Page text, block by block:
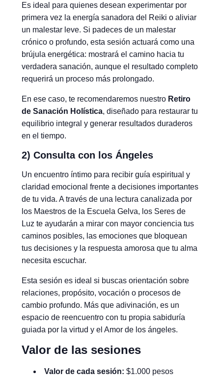
Es ideal para quienes desean experimentar por
primera vez la energía sanadora del Reiki o aliviar
un malestar leve. Si padeces de un malestar
crónico o profundo, esta sesión actuará como una
brújula energética: mostrará el camino hacia tu
verdadera sanación, aunque el resultado completo
requerirá un proceso más prolongado.
En ese caso, te recomendaremos nuestro Retiro
de Sanación Holística, diseñado para restaurar tu
equilibrio integral y generar resultados duraderos
en el tiempo.
2) Consulta con los Ángeles
Un encuentro íntimo para recibir guía espiritual y
claridad emocional frente a decisiones importantes
de tu vida. A través de una lectura canalizada por
los Maestros de la Escuela Gelva, los Seres de
Luz te ayudarán a mirar con mayor conciencia tus
caminos posibles, las emociones que bloquean
tus decisiones y la respuesta amorosa que tu alma
necesita escuchar.
Esta sesión es ideal si buscas orientación sobre
relaciones, propósito, vocación o procesos de
cambio profundo. Más que adivinación, es un
espacio de reencuentro con tu propia sabiduría
guiada por la virtud y el Amor de los ángeles.
Valor de las sesiones
Valor de cada sesión: $1.000 pesos